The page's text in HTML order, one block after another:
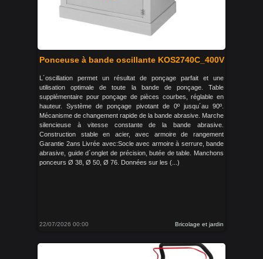
Ponceuse à bande oscillante KOS2740C_400V
L´oscillation permet un résultat de ponçage parfait et une
utilisation optimale de toute la bande de ponçage. Table
supplémentaire pour ponçage de pièces courbes, réglable en
hauteur. Système de ponçage pivotant de 0º jusqu´au 90º.
Mécanisme de changement rapide de la bande abrasive. Marche
silencieuse à vitesse constante de la bande abrasive.
Construction stable en acier, avec armoire de rangement
Garantie 2ans Livrée avec:Socle avec armoire à serrure, bande
abrasive, guide d´onglet de précision, butée de table. Manchons
ponceurs Ø 38, Ø 50, Ø 76. Données sur les (...)
22/07/2026 00:00 Bricolage et jardin